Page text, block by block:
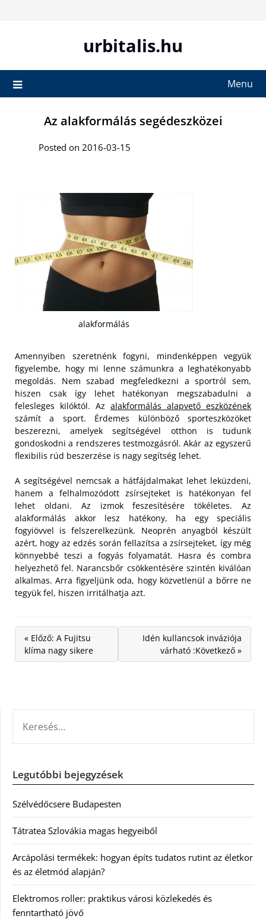
urbitalis.hu
Menu
Az alakformálás segédeszközei
Posted on 2016-03-15
alakformálás
Amennyiben szeretnénk fogyni, mindenképpen vegyük
figyelembe, hogy mi lenne számunkra a leghatékonyabb
megoldás. Nem szabad megfeledkezni a sportról sem,
hiszen csak így lehet hatékonyan megszabadulni a
felesleges kilóktól. Az alakformálás alapvető eszközének
számít a sport. Érdemes különböző sporteszközöket
beszerezni, amelyek segítségével otthon is tudunk
gondoskodni a rendszeres testmozgásról. Akár az egyszerű
flexibilis rúd beszerzése is nagy segítség lehet.
A segítségével nemcsak a hátfájdalmakat lehet leküzdeni,
hanem a felhalmozódott zsírsejteket is hatékonyan fel
lehet oldani. Az izmok feszesítésére tökéletes. Az
alakformálás akkor lesz hatékony, ha egy speciális
fogyiövvel is felszerelkezünk. Neoprén anyagból készült
azért, hogy az edzés során fellazítsa a zsírsejteket, így még
könnyebbé teszi a fogyás folyamatát. Hasra és combra
helyezhető fel. Narancsbőr csökkentésére szintén kiválóan
alkalmas. Arra figyeljünk oda, hogy közvetlenül a bőrre ne
tegyük fel, hiszen irritálhatja azt.
« Előző: A Fujitsu
klíma nagy sikere
Idén kullancsok inváziója
várható :Következő »
Legutóbbi bejegyzések
Szélvédőcsere Budapesten
Tátratea Szlovákia magas hegyeiből
Arcápolási termékek: hogyan építs tudatos rutint az életkor
és az életmód alapján?
Elektromos roller: praktikus városi közlekedés és
fenntartható jövő